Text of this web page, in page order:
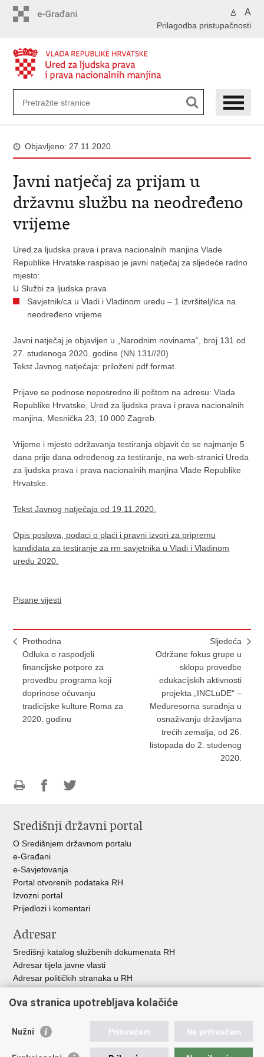
A A
Prilagodba pristupačnosti
Objavljeno: 27.11.2020.
Javni natječaj za prijam u
državnu službu na neodređeno
vrijeme
Ured za ljudska prava i prava nacionalnih manjina Vlade
Republike Hrvatske raspisao je javni natječaj za sljedeće radno
mjesto:
U Službi za ljudska prava
Savjetnik/ca u Vladi i Vladinom uredu – 1 izvršitelj/ica na
neodređeno vrijeme
Javni natječaj je objavljen u „Narodnim novinama“, broj 131 od
27. studenoga 2020. godine (NN 131//20)
Tekst Javnog natječaja: priloženi pdf format.
Prijave se podnose neposredno ili poštom na adresu: Vlada
Republike Hrvatske, Ured za ljudska prava i prava nacionalnih
manjina, Mesnička 23, 10 000 Zagreb.
Vrijeme i mjesto održavanja testiranja objavit će se najmanje 5
dana prije dana određenog za testiranje, na web-stranici Ureda
za ljudska prava i prava nacionalnih manjina Vlade Republike
Hrvatske.
Tekst Javnog natječaja od 19.11.2020.
Opis poslova, podaci o plaći i pravni izvori za pripremu
kandidata za testiranje za rm savjetnika u Vladi i Vladinom
uredu 2020.
Pisane vijesti
Prethodna
Odluka o raspodjeli
financijske potpore za
provedbu programa koji
doprinose očuvanju
tradicijske kulture Roma za
2020. godinu
Sljedeća
Održane fokus grupe u
sklopu provedbe
edukacijskih aktivnosti
projekta „INCLuDE“ –
Međuresorna suradnja u
osnaživanju državljana
trećih zemalja, od 26.
listopada do 2. studenog
2020.
FacebookuTwitteru
Središnji državni portal
O Središnjem državnom portalu
e-Građani
e-Savjetovanja
Portal otvorenih podataka RH
Izvozni portal
Prijedlozi i komentari
Adresar
Središnji katalog službenih dokumenata RH
Adresar tijela javne vlasti
Adresar političkih stranaka u RH
Besplatni telefoni javne uprave
Važne poveznice
Ova stranica upotrebljava kolačiće
Nužni Prihvaćam Ne prihvaćam